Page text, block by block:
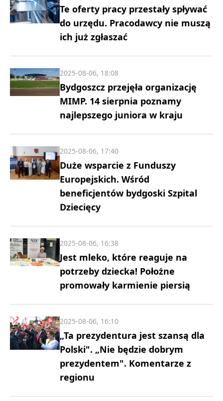
Te oferty pracy przestały spływać
do urzędu. Pracodawcy nie muszą
ich już zgłaszać
Bydgoszcz przejęła organizację
MIMP. 14 sierpnia poznamy
najlepszego juniora w kraju
2025-08-06, 18:08
Duże wsparcie z Funduszy
Europejskich. Wśród
beneficjentów bydgoski Szpital
Dziecięcy
2025-08-06, 17:40
Jest mleko, które reaguje na
potrzeby dziecka! Położne
promowały karmienie piersią
2025-08-06, 16:38
„Ta prezydentura jest szansą dla
Polski". „Nie będzie dobrym
prezydentem". Komentarze z
regionu
2025-08-06, 16:10